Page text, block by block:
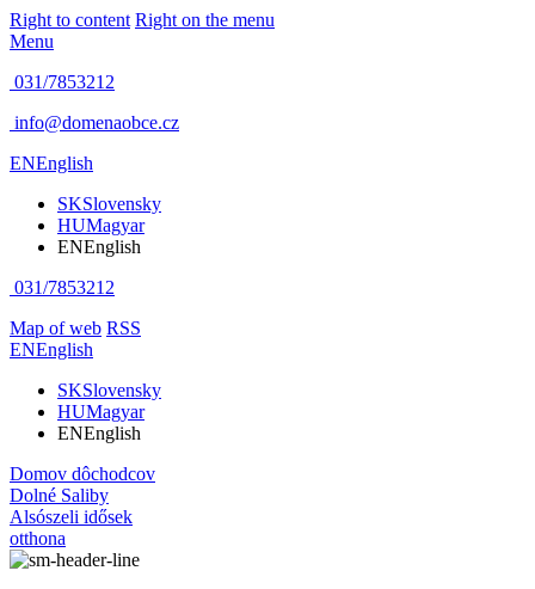
Right to content Right on the menu
Menu
031/7853212
info@domenaobce.cz
ENEnglish
SKSlovensky
HUMagyar
ENEnglish
031/7853212
Map of web RSS
ENEnglish
SKSlovensky
HUMagyar
ENEnglish
Domov dôchodcov
Dolné Saliby
Alsószeli idősek
otthona